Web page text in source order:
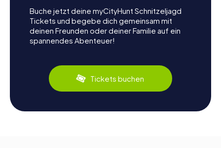
Buche jetzt deine myCityHunt Schnitzeljagd
Tickets und begebe dich gemeinsam mit
deinen Freunden oder deiner Familie auf ein
spannendes Abenteuer!
Tickets buchen